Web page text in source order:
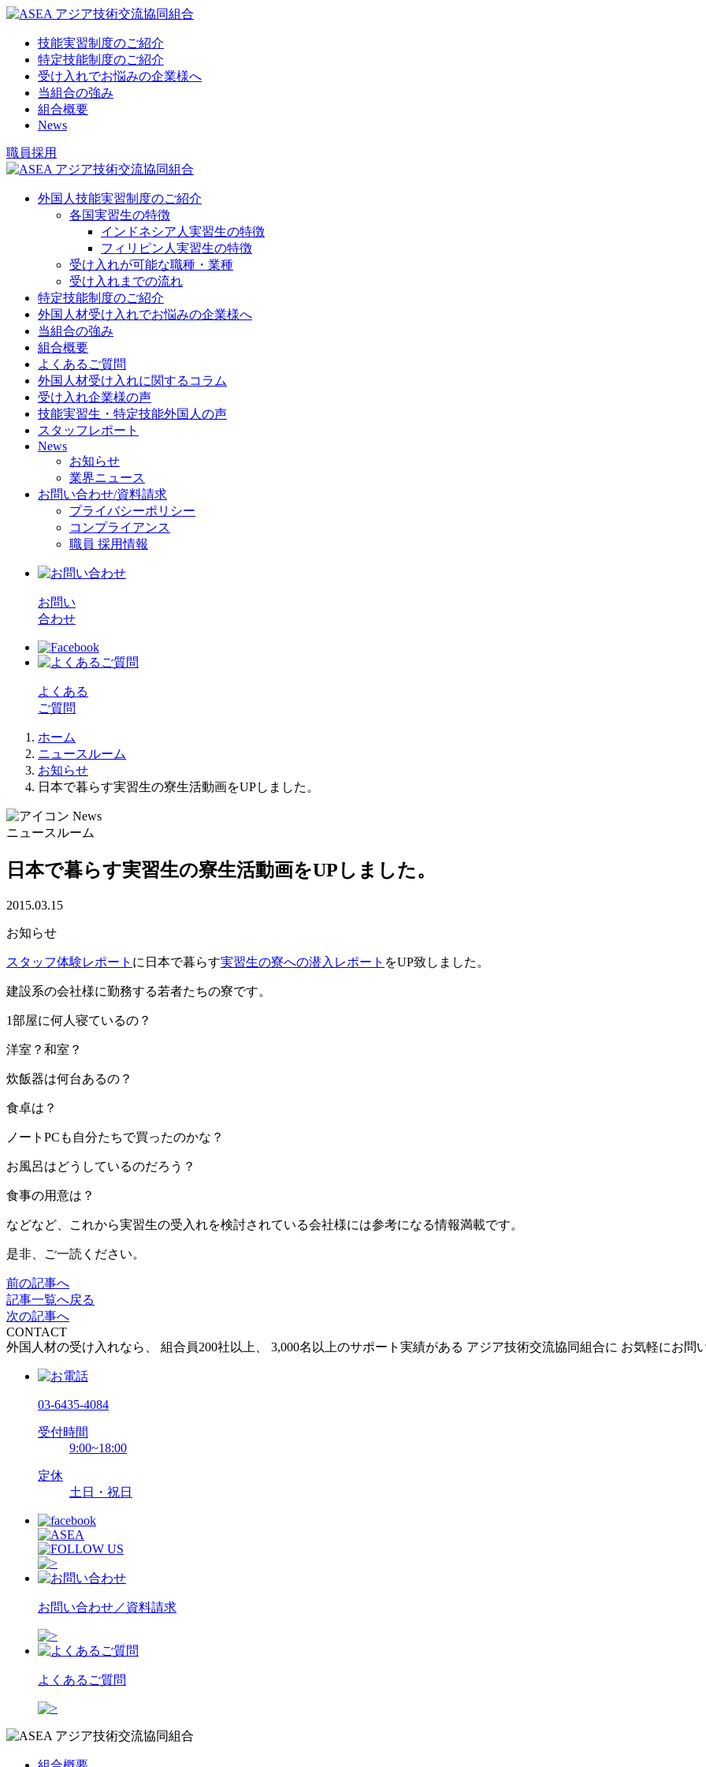
技能実習制度のご紹介
特定技能制度のご紹介
受け入れでお悩みの企業様へ
当組合の強み
組合概要
News
職員採用
外国人技能実習制度のご紹介
各国実習生の特徴
インドネシア人実習生の特徴
フィリピン人実習生の特徴
受け入れが可能な職種・業種
受け入れまでの流れ
特定技能制度のご紹介
外国人材受け入れでお悩みの企業様へ
当組合の強み
組合概要
よくあるご質問
外国人材受け入れに関するコラム
受け入れ企業様の声
技能実習生・特定技能外国人の声
スタッフレポート
News
お知らせ
業界ニュース
お問い合わせ/資料請求
プライバシーポリシー
コンプライアンス
職員 採用情報
お問い
合わせ
よくある
ご質問
ホーム
ニュースルーム
お知らせ
日本で暮らす実習生の寮生活動画をUPしました。
News
ニュースルーム
日本で暮らす実習生の寮生活動画をUPしました。
2015.03.15
お知らせ
スタッフ体験レポート に日本で暮らす実習生の寮への潜入レポート をUP致しました。
建設系の会社様に勤務する若者たちの寮です。
1部屋に何人寝ているの？
洋室？和室？
炊飯器は何台あるの？
食卓は？
ノートPCも自分たちで買ったのかな？
お風呂はどうしているのだろう？
食事の用意は？
などなど、これから実習生の受入れを検討されている会社様には参考になる情報満載です。
是非、ご一読ください。
前の記事へ
記事一覧へ戻る
次の記事へ
CONTACT
外国人材の受け入れなら、
組合員200社以上、 3,000名以上のサポート実績がある アジア技術交流協同組合に お気軽にお問
03-6435-4084
受付時間
9:00~18:00
定休
土日・祝日
お問い合わせ／資料請求
よくあるご質問